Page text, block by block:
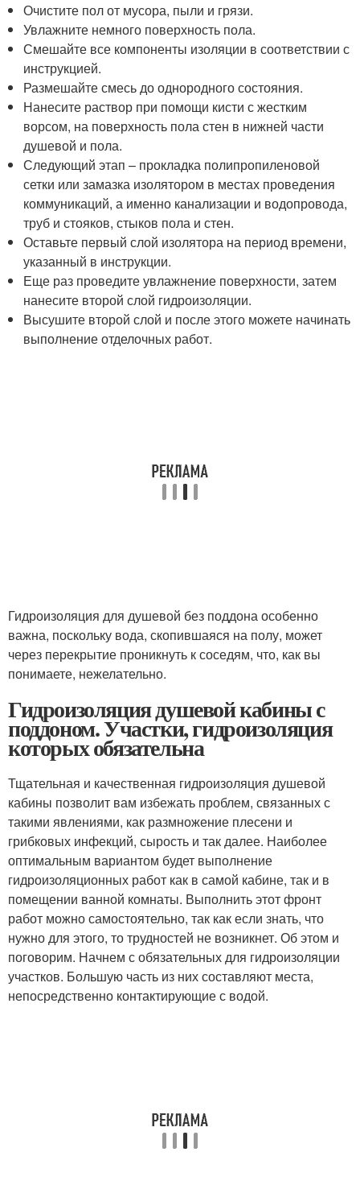
Очистите пол от мусора, пыли и грязи.
Увлажните немного поверхность пола.
Смешайте все компоненты изоляции в соответствии с
инструкцией.
Размешайте смесь до однородного состояния.
Нанесите раствор при помощи кисти с жестким
ворсом, на поверхность пола стен в нижней части
душевой и пола.
Следующий этап – прокладка полипропиленовой
сетки или замазка изолятором в местах проведения
коммуникаций, а именно канализации и водопровода,
труб и стояков, стыков пола и стен.
Оставьте первый слой изолятора на период времени,
указанный в инструкции.
Еще раз проведите увлажнение поверхности, затем
нанесите второй слой гидроизоляции.
Высушите второй слой и после этого можете начинать
выполнение отделочных работ.
Гидроизоляция для душевой без поддона особенно
важна, поскольку вода, скопившаяся на полу, может
через перекрытие проникнуть к соседям, что, как вы
понимаете, нежелательно.
Гидроизоляция душевой кабины с
поддоном. Участки, гидроизоляция
которых обязательна
Тщательная и качественная гидроизоляция душевой
кабины позволит вам избежать проблем, связанных с
такими явлениями, как размножение плесени и
грибковых инфекций, сырость и так далее. Наиболее
оптимальным вариантом будет выполнение
гидроизоляционных работ как в самой кабине, так и в
помещении ванной комнаты. Выполнить этот фронт
работ можно самостоятельно, так как если знать, что
нужно для этого, то трудностей не возникнет. Об этом и
поговорим. Начнем с обязательных для гидроизоляции
участков. Большую часть из них составляют места,
непосредственно контактирующие с водой.